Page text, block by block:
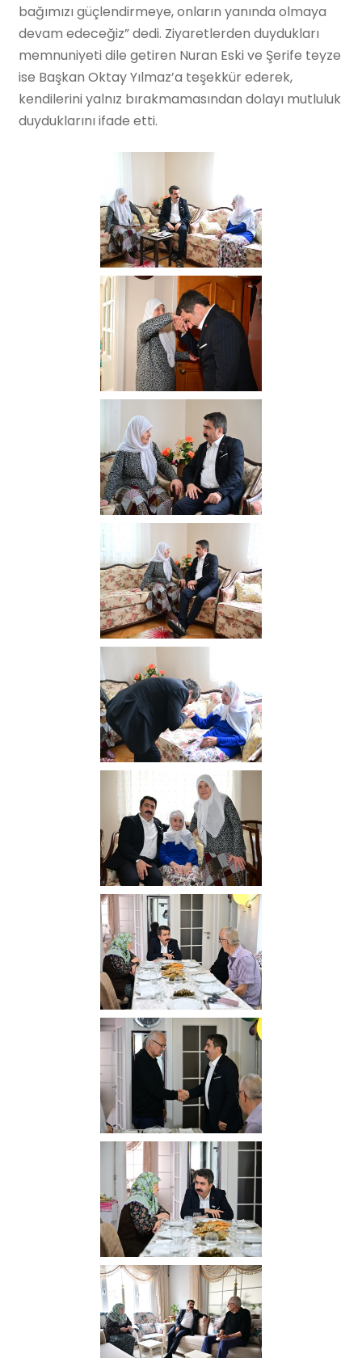
bağımızı güçlendirmeye, onların yanında olmaya
devam edeceğiz” dedi. Ziyaretlerden duydukları
memnuniyeti dile getiren Nuran Eski ve Şerife teyze
ise Başkan Oktay Yılmaz’a teşekkür ederek,
kendilerini yalnız bırakmamasından dolayı mutluluk
duyduklarını ifade etti.